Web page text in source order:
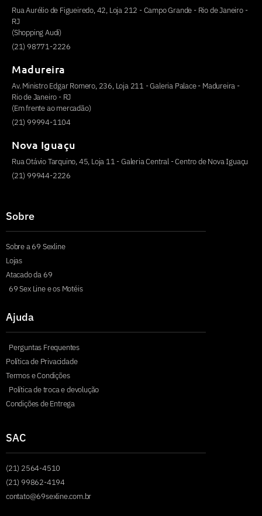
Rua Aurélio de Figueiredo, 42, Loja 212 - Campo Grande - Rio de Janeiro -
RJ
(Shopping Audi)
(21) 98771-2226
Madureira
Av. Ministro Edgar Romero, 236, Loja 211 - Galeria Palace - Madureira -
Rio de Janeiro - RJ
(Em frente ao mercadão)
(21) 99994-1104
Nova Iguaçu
Rua Otávio Tarquino, 45, Loja 11 - Galeria Central - Centro de Nova Iguaçu
(21) 99944-2226
Sobre
Sobre a 69 Sexline
Lojas
Atacado da 69
69 Sex Line e os Motéis
Ajuda
Perguntas Frequentes
Política de Privacidade
Termos e Condições
Política de troca e devolução
Condições de Entrega
SAC
(21) 2564-4510
(21) 99862-4194
contato@69sexline.com.br